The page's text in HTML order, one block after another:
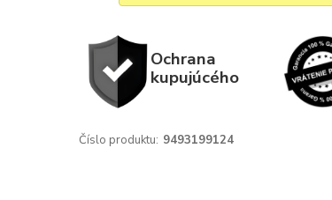
Ochrana
kupujúcého
Číslo produktu: 9493199124